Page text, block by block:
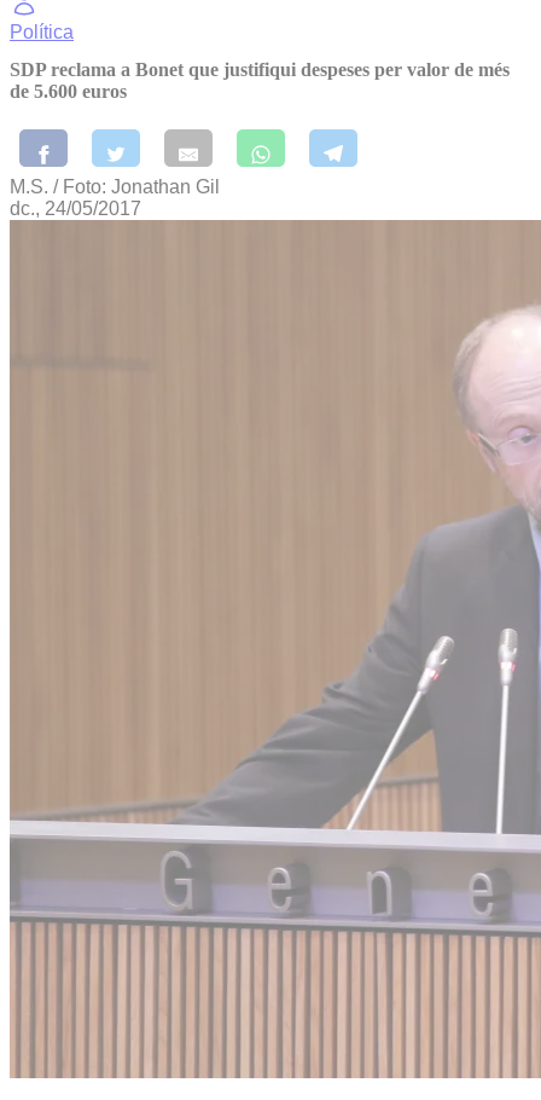
Política
SDP reclama a Bonet que justifiqui despeses per valor de més
de 5.600 euros
M.S. / Foto: Jonathan Gil
dc., 24/05/2017